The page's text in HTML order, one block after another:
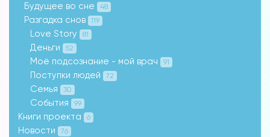
Будущее во сне 48
Разгадка снов 119
Love Story 81
Деньги 52
Моё подсознание - мой врач 91
Поступки людей 72
Семья 30
События 99
Книги проекта 6
Новости 76